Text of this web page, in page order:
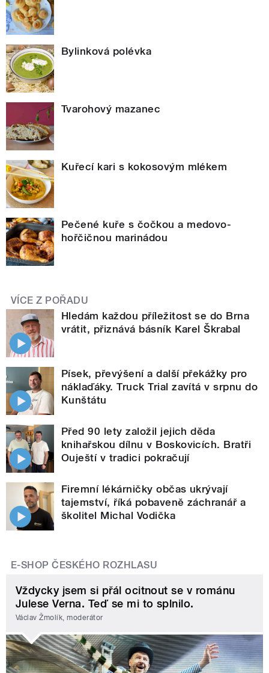
Bylinková polévka
Tvarohový mazanec
Kuřecí kari s kokosovým mlékem
Pečené kuře s čočkou a medovo-
hořčičnou marinádou
VÍCE Z POŘADU
Hledám každou příležitost se do Brna
vrátit, přiznává básník Karel Škrabal
Písek, převýšení a další překážky pro
náklaďáky. Truck Trial zavítá v srpnu do
Kunštátu
Před 90 lety založil jejich děda
knihařskou dílnu v Boskovicích. Bratři
Ouještí v tradici pokračují
Firemní lékárničky občas ukrývají
tajemství, říká pobaveně záchranář a
školitel Michal Vodička
E-SHOP ČESKÉHO ROZHLASU
Vždycky jsem si přál ocitnout se v románu
Julese Verna. Teď se mi to splnilo.
Václav Žmolík, moderátor